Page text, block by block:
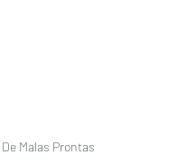
Malas Prontas